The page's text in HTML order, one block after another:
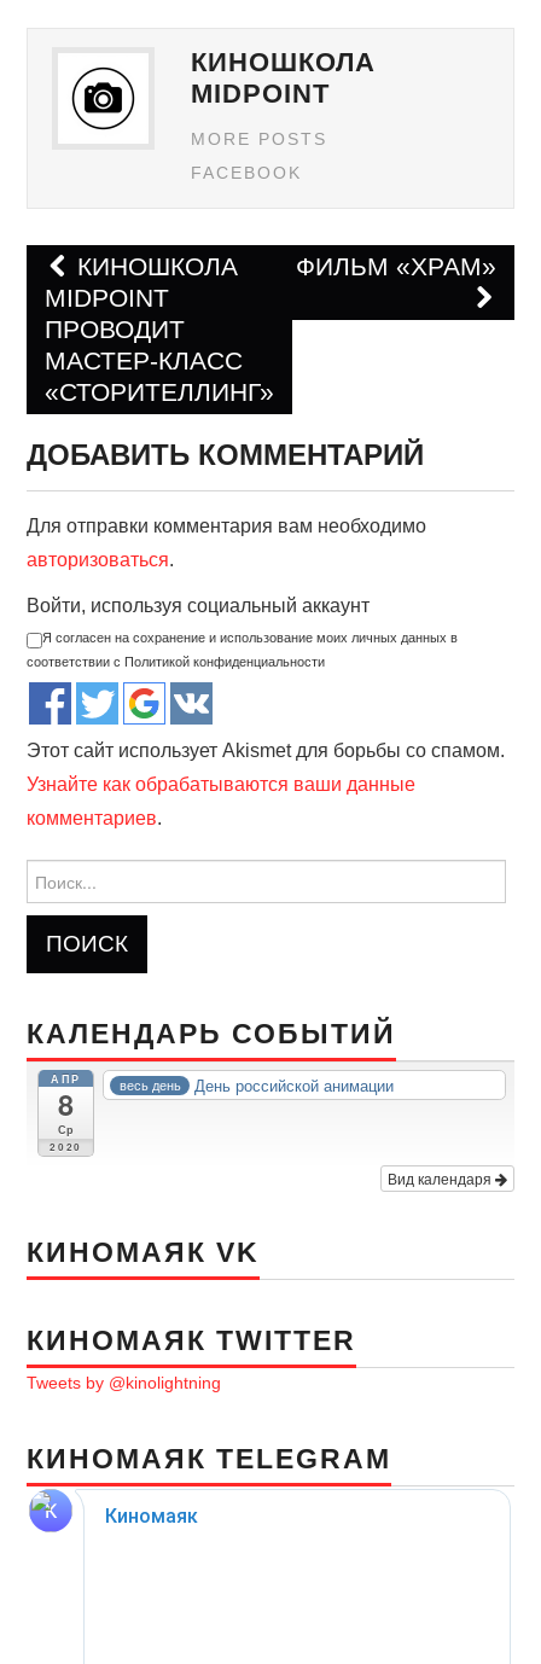
КИНОШКОЛА
MIDPOINT
MORE POSTS
FACEBOOK
Навигация по записям
КИНОШКОЛА
MIDPOINT
ПРОВОДИТ
МАСТЕР-КЛАСС
«СТОРИТЕЛЛИНГ»
ФИЛЬМ «ХРАМ»
ДОБАВИТЬ КОММЕНТАРИЙ
Для отправки комментария вам необходимо
авторизоваться.
Войти, используя социальный аккаунт
Я согласен на сохранение и использование моих личных данных в
соответствии с Политикой конфиденциальности
Этот сайт использует Akismet для борьбы со спамом.
Узнайте как обрабатываются ваши данные
комментариев.
КАЛЕНДАРЬ СОБЫТИЙ
АПР
8
Ср
2020
весь день День российской анимации
Вид календаря
КИНОМАЯК VK
КИНОМАЯК TWITTER
Tweets by @kinolightning
КИНОМАЯК TELEGRAM